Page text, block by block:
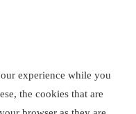
experience while you
the cookies that are